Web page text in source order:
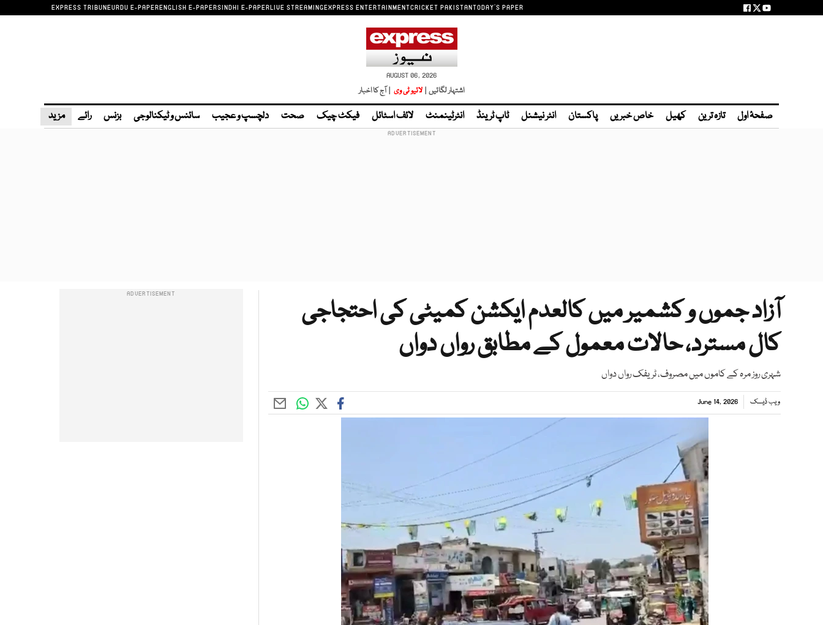
EXPRESS TRIBUNEURDU E-PAPERENGLISH E-PAPERSINDHI E-PAPERLIVE STREAMINGEXPRESS ENTERTAINMENTCRICKET PAKISTANTODAY'S PAPER
AUGUST 06, 2026
اشتہار لگائیں | لائیو ٹی وی | آج کا اخبار
صفحۂ اول تازہ ترین کھیل خاص خبریں پاکستان انٹر نیشنل ٹاپ ٹرینڈ انٹرٹینمنٹ لائف اسٹائل فیکٹ چیک صحت دلچسپ و عجیب سائنس و ٹیکنالوجی بزنس رائے مزید
آزاد جموں و کشمیر میں کالعدم ایکشن کمیٹی کی احتجاجی
کال مسترد، حالات معمول کے مطابق رواں دواں
شہری روز مرہ کے کاموں میں مصروف، ٹریفک رواں دواں
ویب ڈیسک June 14, 2026